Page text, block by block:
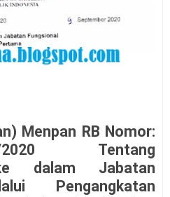
Menpan RB Nomor:
2020 Tentang
dalam Jabatan
Pengangkatan